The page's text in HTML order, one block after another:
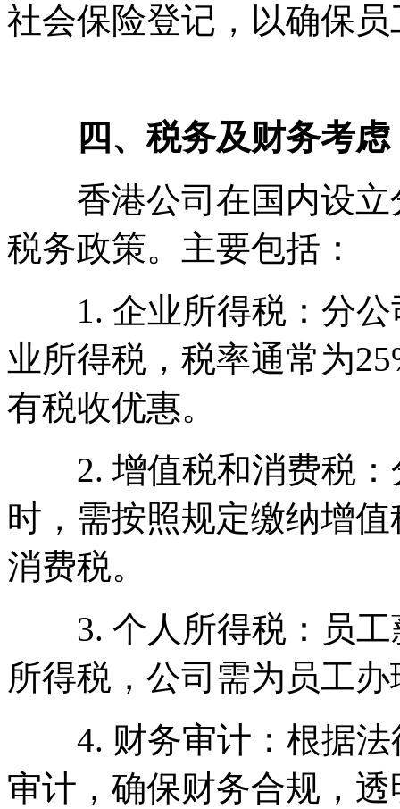
社会保险登记，以确保
四、税务及财务考虑
香港公司在国内设立
税务政策。主要包括：
1. 企业所得税：分公
业所得税，税率通常为
有税收优惠。
2. 增值税和消费税：
时，需按照规定缴纳增
消费税。
3. 个人所得税：员工
所得税，公司需为员工
4. 财务审计：根据法
审计，确保财务合规，透